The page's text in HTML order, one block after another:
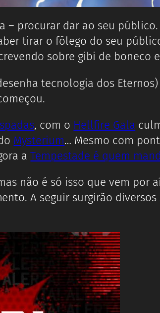
– procurar dar ao seu
tirar o fôlego do seu
sobre gibi de boneco
tecnologia dos
, com o Hellfire Gala
Mysterium… Mesmo com
aTempestade é quem
não é só isso que vem por
A seguir surgirão diversos